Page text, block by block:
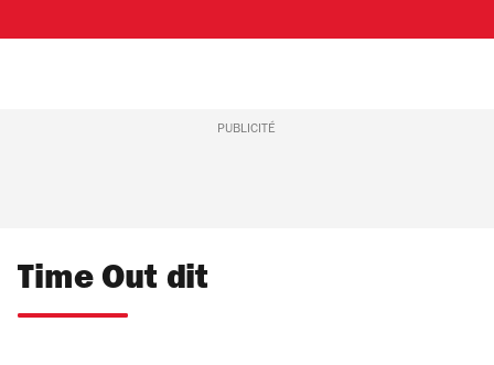
PUBLICITÉ
Time Out dit